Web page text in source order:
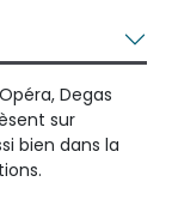
Degas
sur
bien dans la